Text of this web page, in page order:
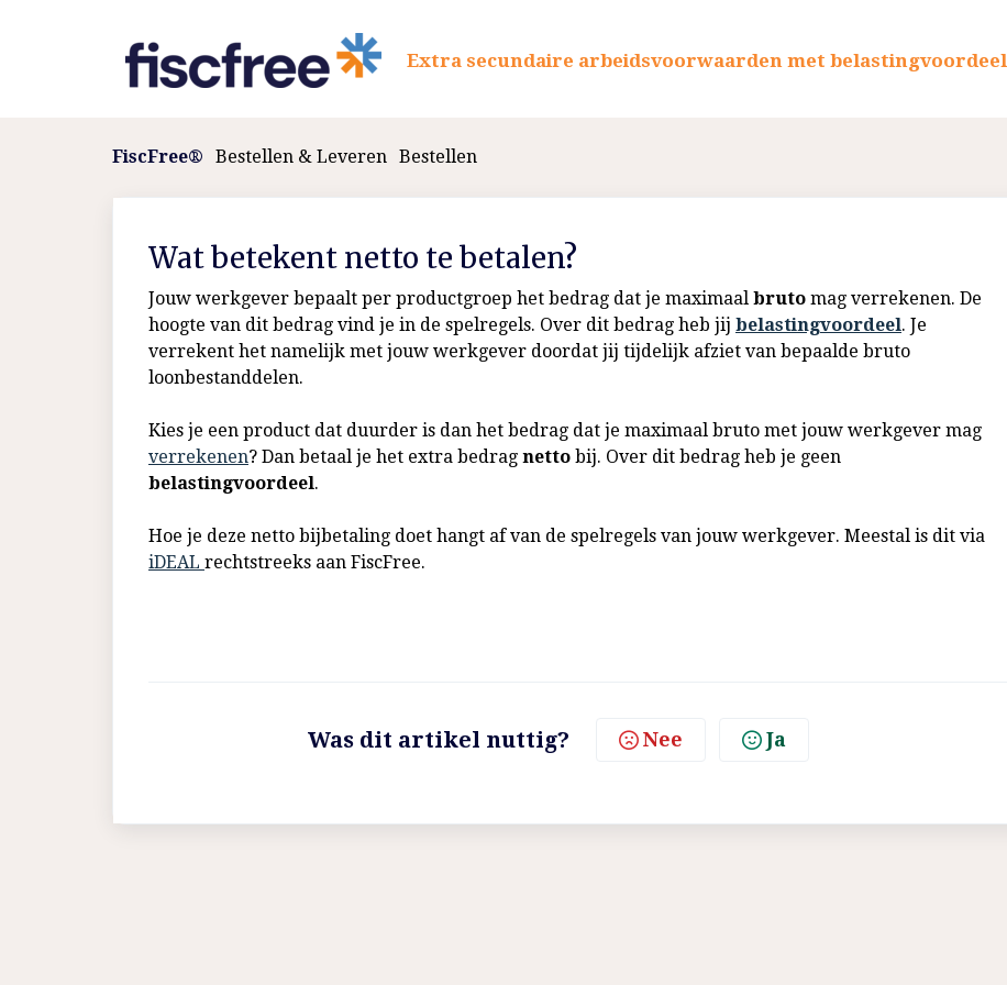
Extra secundaire arbeidsvoorwaarden met belastingvoordeel
FiscFree® Bestellen & Leveren Bestellen
Wat betekent netto te betalen?
Jouw werkgever bepaalt per productgroep het bedrag dat je maximaal bruto mag verrekenen. De
hoogte van dit bedrag vind je in de spelregels. Over dit bedrag heb jij belastingvoordeel. Je
verrekent het namelijk met jouw werkgever doordat jij tijdelijk afziet van bepaalde bruto
loonbestanddelen.
Kies je een product dat duurder is dan het bedrag dat je maximaal bruto met jouw werkgever mag
verrekenen? Dan betaal je het extra bedrag netto bij. Over dit bedrag heb je geen
belastingvoordeel.
Hoe je deze netto bijbetaling doet hangt af van de spelregels van jouw werkgever. Meestal is dit via
iDEAL rechtstreeks aan FiscFree.
Was dit artikel nuttig? Nee Ja